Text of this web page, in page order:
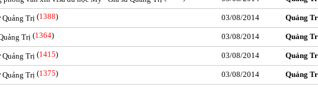
Quảng Trị(1388) 03/08/2014 Quảng
Trị(1364) 03/08/2014 Quảng
Quảng Trị(1415) 03/08/2014 Quảng
Quảng Trị(1375) 03/08/2014 Quảng